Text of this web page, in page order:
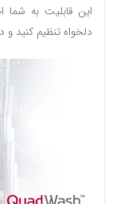
این قابلیت به شما
دلخواه تنظیم